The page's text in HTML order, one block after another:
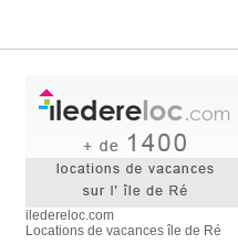
iledereloc.com
Locations de vacances île de Ré